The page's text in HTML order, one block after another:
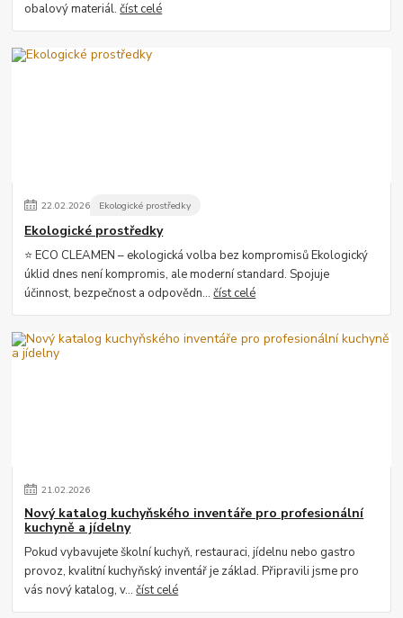
obalový materiál.číst celé
22.02.2026 Ekologické prostředky
Ekologické prostředky
⭐ ECO CLEAMEN – ekologická volba bez kompromisů Ekologický
úklid dnes není kompromis, ale moderní standard. Spojuje
účinnost, bezpečnost a odpovědn...číst celé
21.02.2026
Nový katalog kuchyňského inventáře pro profesionální
kuchyně a jídelny
Pokud vybavujete školní kuchyň, restauraci, jídelnu nebo gastro
provoz, kvalitní kuchyňský inventář je základ. Připravili jsme pro
vás nový katalog, v...číst celé